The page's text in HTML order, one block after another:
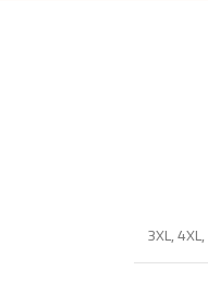
3XL,4XL,